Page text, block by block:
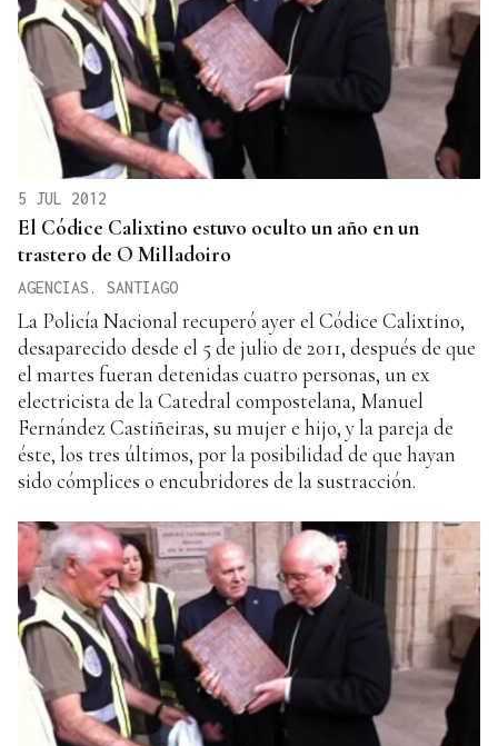
5 JUL 2012
El Códice Calixtino estuvo oculto un año en un
trastero de O Milladoiro
AGENCIAS. SANTIAGO
La Policía Nacional recuperó ayer el Códice Calixtino,
desaparecido desde el 5 de julio de 2011, después de que
el martes fueran detenidas cuatro personas, un ex
electricista de la Catedral compostelana, Manuel
Fernández Castiñeiras, su mujer e hijo, y la pareja de
éste, los tres últimos, por la posibilidad de que hayan
sido cómplices o encubridores de la sustracción.